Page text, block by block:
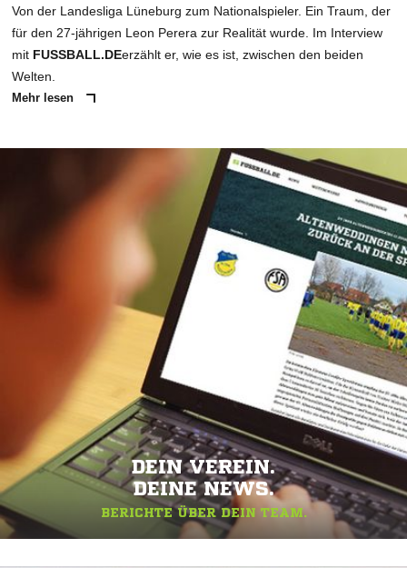
Von der Landesliga Lüneburg zum Nationalspieler. Ein Traum, der
für den 27-jährigen Leon Perera zur Realität wurde. Im Interview
mit FUSSBALL.DEerzählt er, wie es ist, zwischen den beiden
Welten.
Mehr lesen
DEIN VEREIN.
DEINE NEWS.
BERICHTE ÜBER DEIN TEAM.